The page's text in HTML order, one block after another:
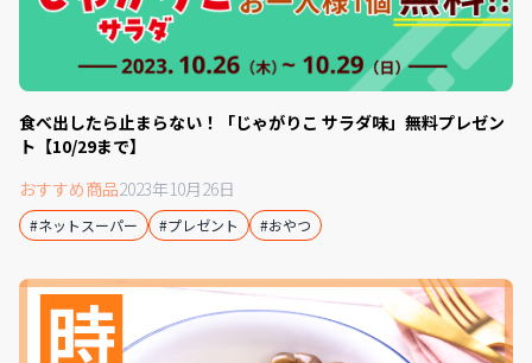
食べ出したら止まらない！「じゃがりこ サラダ味」無料プレゼン
ト【10/29まで】
おすすめ商品2023年10月26日
#ネットスーパー #プレゼント #おやつ